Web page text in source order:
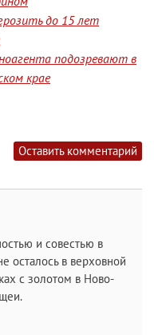
до 15 лет
подозревают в
крае
Оставить комментарий
и совестью в
осталось в верховной
с золотом в Ново-